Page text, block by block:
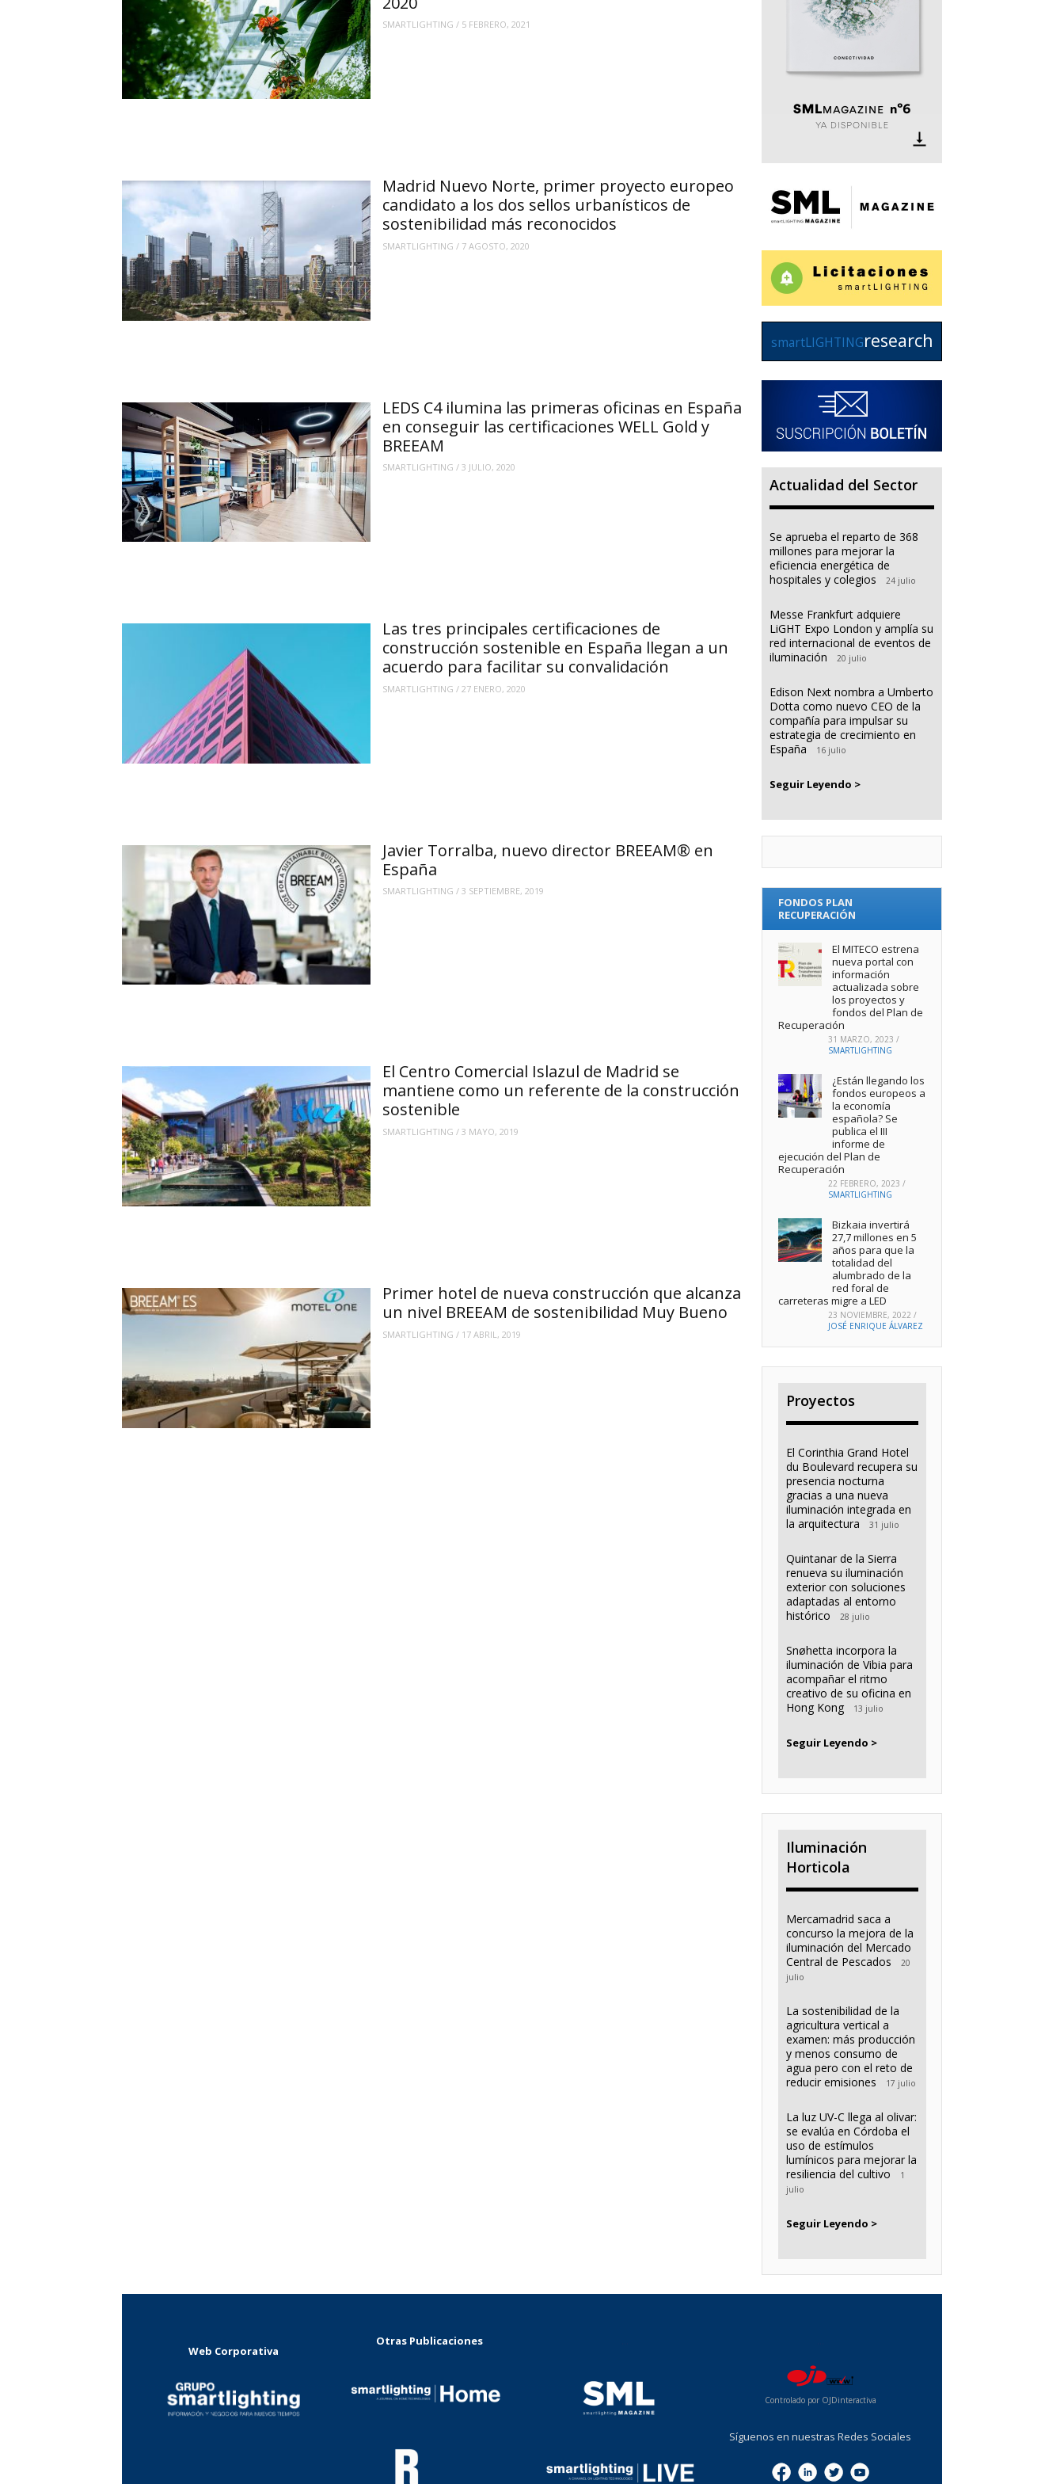
SMARTLIGHTING / 5 FEBRERO, 2021
Madrid Nuevo Norte, primer proyecto europeo
candidato a los dos sellos urbanísticos de
sostenibilidad más reconocidos
SMARTLIGHTING / 7 AGOSTO, 2020
LEDS C4 ilumina las primeras oficinas en España
en conseguir las certificaciones WELL Gold y
BREEAM
SMARTLIGHTING / 3 JULIO, 2020
Las tres principales certificaciones de
construcción sostenible en España llegan a un
acuerdo para facilitar su convalidación
SMARTLIGHTING / 27 ENERO, 2020
Javier Torralba, nuevo director BREEAM® en
España
SMARTLIGHTING / 3 SEPTIEMBRE, 2019
El Centro Comercial Islazul de Madrid se
mantiene como un referente de la construcción
sostenible
SMARTLIGHTING / 3 MAYO, 2019
Primer hotel de nueva construcción que alcanza
un nivel BREEAM de sostenibilidad Muy Bueno
SMARTLIGHTING / 17 ABRIL, 2019
smartLIGHTINGresearch
Actualidad del Sector
Se aprueba el reparto de 368
millones para mejorar la
eficiencia energética de
hospitales y colegios
24 julio
Messe Frankfurt adquiere
LiGHT Expo London y amplía su
red internacional de eventos de
iluminación
20 julio
Edison Next nombra a Umberto
Dotta como nuevo CEO de la
compañía para impulsar su
estrategia de crecimiento en
España
16 julio
Seguir Leyendo >
FONDOS PLAN
RECUPERACIÓN
El MITECO estrena
nueva portal con
información
actualizada sobre
los proyectos y
fondos del Plan de
Recuperación
31 MARZO, 2023 /
SMARTLIGHTING
¿Están llegando los
fondos europeos a
la economía
española? Se
publica el III
informe de
ejecución del Plan de
Recuperación
22 FEBRERO, 2023 /
SMARTLIGHTING
Bizkaia invertirá
27,7 millones en 5
años para que la
totalidad del
alumbrado de la
red foral de
carreteras migre a LED
23 NOVIEMBRE, 2022 /
JOSÉ ENRIQUE ÁLVAREZ
Proyectos
El Corinthia Grand Hotel
du Boulevard recupera su
presencia nocturna
gracias a una nueva
iluminación integrada en
la arquitectura
31 julio
Quintanar de la Sierra
renueva su iluminación
exterior con soluciones
adaptadas al entorno
histórico
28 julio
Snøhetta incorpora la
iluminación de Vibia para
acompañar el ritmo
creativo de su oficina en
Hong Kong
13 julio
Seguir Leyendo >
Iluminación
Horticola
Mercamadrid saca a
concurso la mejora de la
iluminación del Mercado
Central de Pescados
20
julio
La sostenibilidad de la
agricultura vertical a
examen: más producción
y menos consumo de
agua pero con el reto de
reducir emisiones
17 julio
La luz UV-C llega al olivar:
se evalúa en Córdoba el
uso de estímulos
lumínicos para mejorar la
resiliencia del cultivo
1
julio
Seguir Leyendo >
Web Corporativa
Otras Publicaciones
Controlado por OJDinteractiva
Síguenos en nuestras Redes Sociales